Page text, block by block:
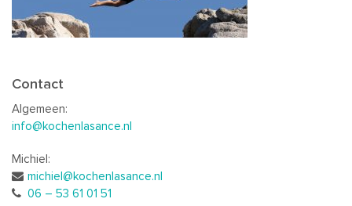
Contact
Algemeen:
info@kochenlasance.nl
Michiel:
michiel@kochenlasance.nl
06 – 53 61 01 51